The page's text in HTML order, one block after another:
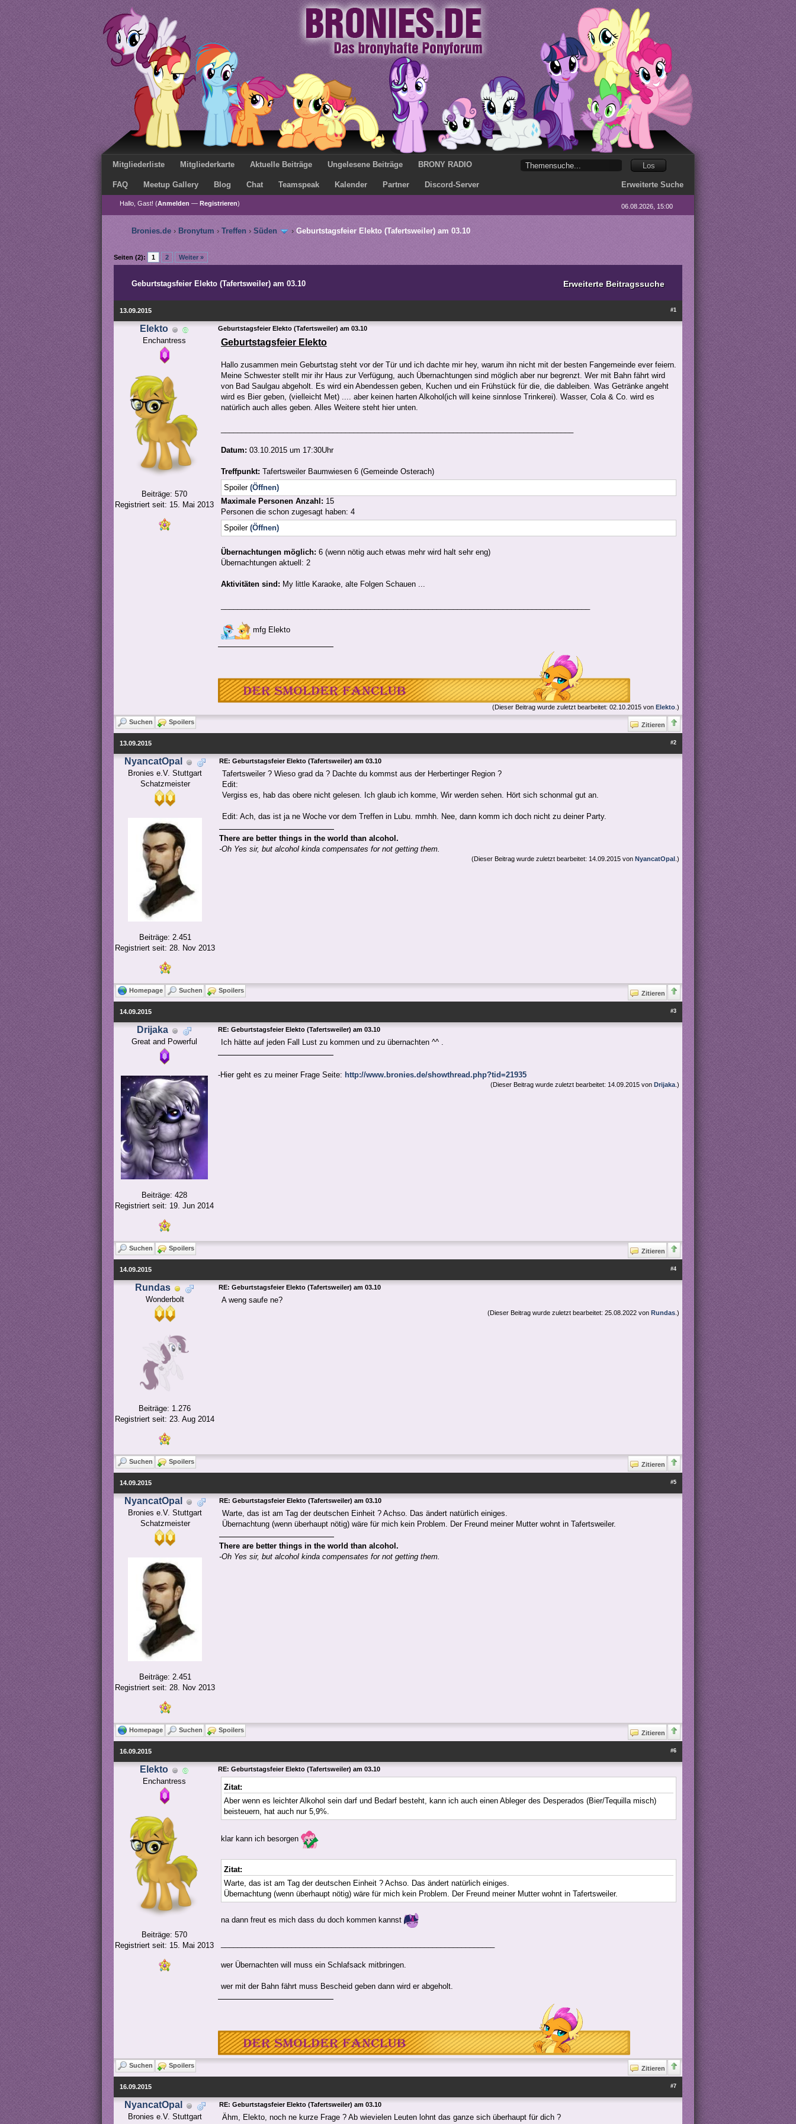
Mitgliederliste Mitgliederkarte Aktuelle Beiträge Ungelesene Beiträge BRONY RADIO
FAQ Meetup Gallery Blog Chat Teamspeak Kalender Partner Discord-Server Erweiterte Suche
Hallo, Gast! (Anmelden — Registrieren) 06.08.2026, 15:00
Bronies.de › Bronytum › Treffen › Süden › Geburtstagsfeier Elekto (Tafertsweiler) am 03.10
Seiten (2): 1 2 Weiter »
Erweiterte Beitragssuche
Geburtstagsfeier Elekto (Tafertsweiler) am 03.10
#1
13.09.2015
Elekto
Enchantress
Beiträge: 570
Registriert seit: 15. Mai 2013
Geburtstagsfeier Elekto (Tafertsweiler) am 03.10
Geburtstagsfeier Elekto
Hallo zusammen mein Geburtstag steht vor der Tür und ich dachte mir hey, warum ihn nicht mit der besten Fangemeinde ever feiern.
Meine Schwester stellt mir ihr Haus zur Verfügung, auch Übernachtungen sind möglich aber nur begrenzt. Wer mit Bahn fährt wird
von Bad Saulgau abgeholt. Es wird ein Abendessen geben, Kuchen und ein Frühstück für die, die dableiben. Was Getränke angeht
wird es Bier geben, (vielleicht Met) .... aber keinen harten Alkohol(ich will keine sinnlose Trinkerei). Wasser, Cola & Co. wird es
natürlich auch alles geben. Alles Weitere steht hier unten.
Datum: 03.10.2015 um 17:30Uhr
Treffpunkt: Tafertsweiler Baumwiesen 6 (Gemeinde Osterach)
Spoiler (Öffnen)
Maximale Personen Anzahl: 15
Personen die schon zugesagt haben: 4
Spoiler (Öffnen)
Übernachtungen möglich: 6 (wenn nötig auch etwas mehr wird halt sehr eng)
Übernachtungen aktuell: 2
Aktivitäten sind: My little Karaoke, alte Folgen Schauen ...
mfg Elekto
(Dieser Beitrag wurde zuletzt bearbeitet: 02.10.2015 von Elekto .)
Suchen Spoilers Zitieren
#2
13.09.2015
NyancatOpal
Bronies e.V. Stuttgart
Schatzmeister
Beiträge: 2.451
Registriert seit: 28. Nov 2013
RE: Geburtstagsfeier Elekto (Tafertsweiler) am 03.10
Tafertsweiler ? Wieso grad da ? Dachte du kommst aus der Herbertinger Region ?
Edit:
Vergiss es, hab das obere nicht gelesen. Ich glaub ich komme, Wir werden sehen. Hört sich schonmal gut an.
Edit: Ach, das ist ja ne Woche vor dem Treffen in Lubu. mmhh. Nee, dann komm ich doch nicht zu deiner Party.
There are better things in the world than alcohol.
-Oh Yes sir, but alcohol kinda compensates for not getting them.
(Dieser Beitrag wurde zuletzt bearbeitet: 14.09.2015 von NyancatOpal .)
Homepage Suchen Spoilers Zitieren
#3
14.09.2015
Drijaka
Great and Powerful
Beiträge: 428
Registriert seit: 19. Jun 2014
RE: Geburtstagsfeier Elekto (Tafertsweiler) am 03.10
Ich hätte auf jeden Fall Lust zu kommen und zu übernachten ^^ .
-Hier geht es zu meiner Frage Seite: http://www.bronies.de/showthread.php?tid=21935
(Dieser Beitrag wurde zuletzt bearbeitet: 14.09.2015 von Drijaka .)
Suchen Spoilers Zitieren
#4
14.09.2015
Rundas
Wonderbolt
Beiträge: 1.276
Registriert seit: 23. Aug 2014
RE: Geburtstagsfeier Elekto (Tafertsweiler) am 03.10
A weng saufe ne?
(Dieser Beitrag wurde zuletzt bearbeitet: 25.08.2022 von Rundas .)
Suchen Spoilers Zitieren
#5
14.09.2015
NyancatOpal
Bronies e.V. Stuttgart
Schatzmeister
Beiträge: 2.451
Registriert seit: 28. Nov 2013
RE: Geburtstagsfeier Elekto (Tafertsweiler) am 03.10
Warte, das ist am Tag der deutschen Einheit ? Achso. Das ändert natürlich einiges.
Übernachtung (wenn überhaupt nötig) wäre für mich kein Problem. Der Freund meiner Mutter wohnt in Tafertsweiler.
There are better things in the world than alcohol.
-Oh Yes sir, but alcohol kinda compensates for not getting them.
Homepage Suchen Spoilers Zitieren
#6
16.09.2015
Elekto
Enchantress
Beiträge: 570
Registriert seit: 15. Mai 2013
RE: Geburtstagsfeier Elekto (Tafertsweiler) am 03.10
Zitat:
Aber wenn es leichter Alkohol sein darf und Bedarf besteht, kann ich auch einen Ableger des Desperados (Bier/Tequilla misch)
beisteuern, hat auch nur 5,9%.
klar kann ich besorgen
Zitat:
Warte, das ist am Tag der deutschen Einheit ? Achso. Das ändert natürlich einiges.
Übernachtung (wenn überhaupt nötig) wäre für mich kein Problem. Der Freund meiner Mutter wohnt in Tafertsweiler.
na dann freut es mich dass du doch kommen kannst
wer Übernachten will muss ein Schlafsack mitbringen.
wer mit der Bahn fährt muss Bescheid geben dann wird er abgeholt.
Suchen Spoilers Zitieren
#7
16.09.2015
NyancatOpal
Bronies e.V. Stuttgart
RE: Geburtstagsfeier Elekto (Tafertsweiler) am 03.10
Ähm, Elekto, noch ne kurze Frage ? Ab wievielen Leuten lohnt das ganze sich überhaupt für dich ?